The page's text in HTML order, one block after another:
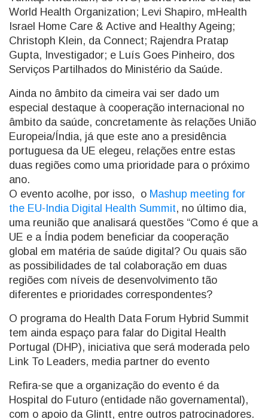
World Health Organization; Levi Shapiro, mHealth
Israel Home Care & Active and Healthy Ageing;
Christoph Klein, da Connect; Rajendra Pratap
Gupta, Investigador; e Luís Goes Pinheiro, dos
Serviços Partilhados do Ministério da Saúde.
Ainda no âmbito da cimeira vai ser dado um
especial destaque à cooperação internacional no
âmbito da saúde, concretamente às relações União
Europeia/Índia, já que este ano a presidência
portuguesa da UE elegeu, relações entre estas
duas regiões como uma prioridade para o próximo
ano.
O evento acolhe, por isso, o Mashup meeting for
the EU-India Digital Health Summit, no último dia,
uma reunião que analisará questões “Como é que a
UE e a Índia podem beneficiar da cooperação
global em matéria de saúde digital? Ou quais são
as possibilidades de tal colaboração em duas
regiões com níveis de desenvolvimento tão
diferentes e prioridades correspondentes?
O programa do Health Data Forum Hybrid Summit
tem ainda espaço para falar do Digital Health
Portugal (DHP), iniciativa que será moderada pelo
Link To Leaders, media partner do evento
Refira-se que a organização do evento é da
Hospital do Futuro (entidade não governamental),
com o apoio da Glintt, entre outros patrocinadores.